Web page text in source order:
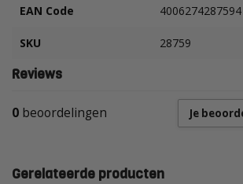
EAN Code 4006274287594
SKU 28759
Reviews
0 beoordelingen Je
Gerelateerde producten